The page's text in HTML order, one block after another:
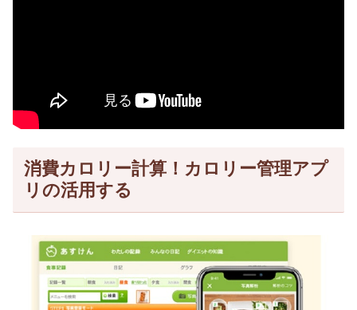
消費カロリー計算！カロリー管理アプ
リの活用する